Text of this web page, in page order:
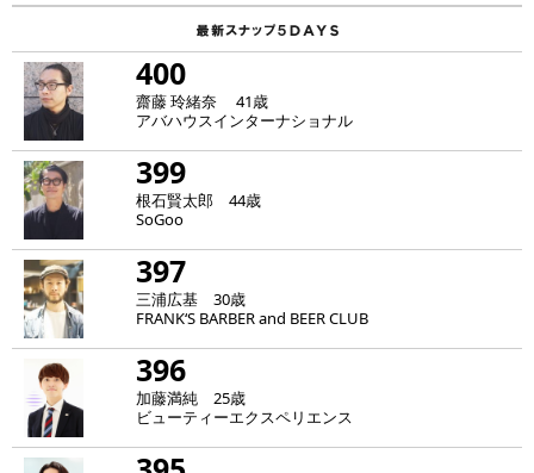
400
齋藤 玲緒奈 41歳
アバハウスインターナショナル
399
根石賢太郎 44歳
SoGoo
397
三浦広基 30歳
FRANK‘S BARBER and BEER CLUB
396
加藤満純 25歳
ビューティーエクスペリエンス